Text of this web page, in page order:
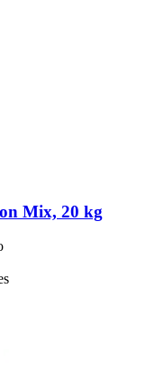
Mix, 20 kg